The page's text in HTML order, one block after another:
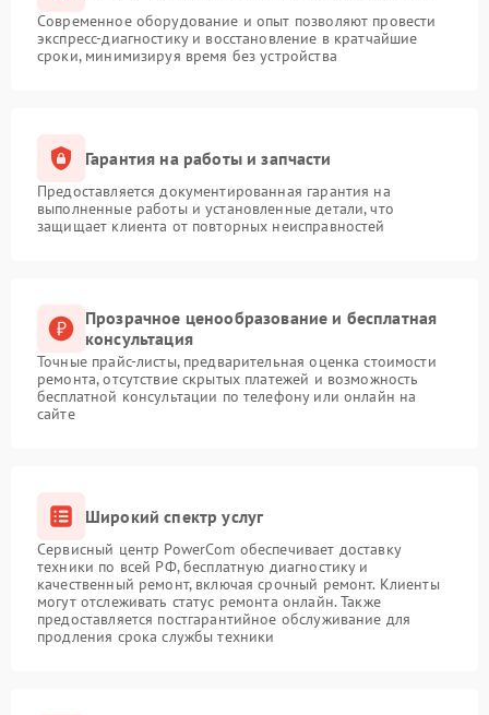
Современное оборудование и опыт позволяют провести
экспресс-диагностику и восстановление в кратчайшие
сроки, минимизируя время без устройства
Гарантия на работы и запчасти
Предоставляется документированная гарантия на
выполненные работы и установленные детали, что
защищает клиента от повторных неисправностей
Прозрачное ценообразование и бесплатная
консультация
Точные прайс-листы, предварительная оценка стоимости
ремонта, отсутствие скрытых платежей и возможность
бесплатной консультации по телефону или онлайн на
сайте
Широкий спектр услуг
Сервисный центр PowerCom обеспечивает доставку
техники по всей РФ, бесплатную диагностику и
качественный ремонт, включая срочный ремонт. Клиенты
могут отслеживать статус ремонта онлайн. Также
предоставляется постгарантийное обслуживание для
продления срока службы техники